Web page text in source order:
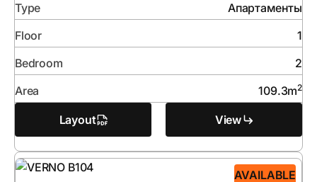
Type
Апартаменты
Floor
1
Bedroom
2
Area
109.3m2
Layout View
AVAILABLE